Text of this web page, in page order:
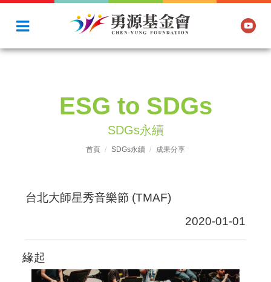
ESG to SDGs
SDGs永續
首頁 SDGs永續 成果分享
台北大師星秀音樂節 (TMAF)
2020-01-01
緣起